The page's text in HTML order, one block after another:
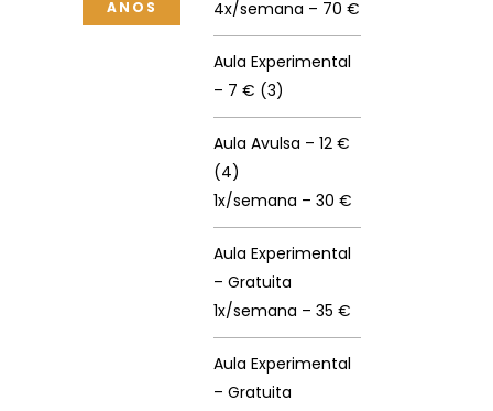
ANOS
4x/semana – 70 €
Aula Experimental
– 7 € (3)
Aula Avulsa – 12 €
(4)
1x/semana – 30 €
Aula Experimental
– Gratuita
1x/semana – 35 €
Aula Experimental
– Gratuita